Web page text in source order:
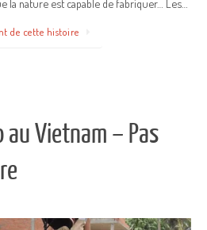
la nature est capable de fabriquer… Les…
de cette histoire
au Vietnam – Pas